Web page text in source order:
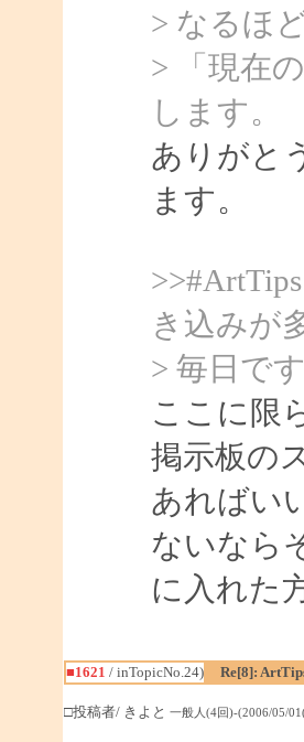
> なるほ
> 「現在
します。
ありがと
ます。
き込みが
> 毎日で
ここに限
掲示板の
あればい
ないなら
に入れた
■1621 / inTopicNo.24) Re[8]:
□投稿者/ きよと 一般人(4回)-(2006/05/